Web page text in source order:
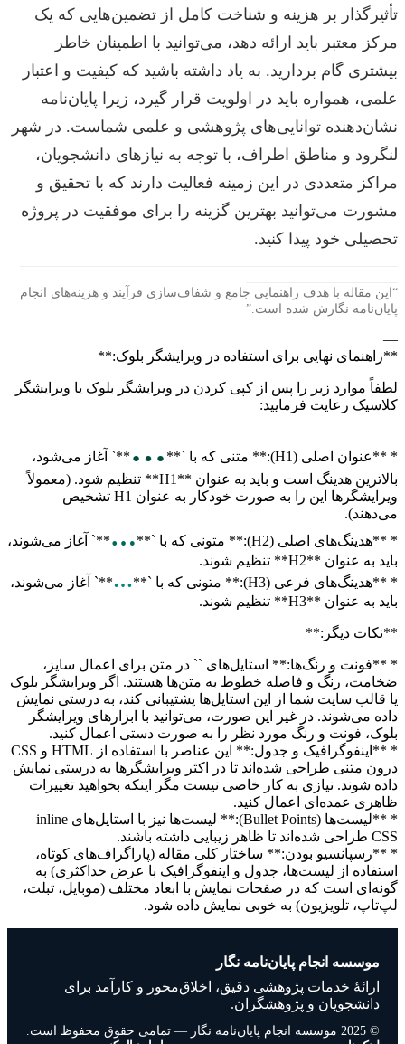
تأثیرگذار بر هزینه و شناخت کامل از تضمین‌هایی که یک
مرکز معتبر باید ارائه دهد، می‌توانید با اطمینان خاطر
بیشتری گام بردارید. به یاد داشته باشید که کیفیت و اعتبار
علمی، همواره باید در اولویت قرار گیرد، زیرا پایان‌نامه
نشان‌دهنده توانایی‌های پژوهشی و علمی شماست. در شهر
لنگرود و مناطق اطراف، با توجه به نیازهای دانشجویان،
مراکز متعددی در این زمینه فعالیت دارند که با تحقیق و
مشورت می‌توانید بهترین گزینه را برای موفقیت در پروژه
تحصیلی خود پیدا کنید.
“این مقاله با هدف راهنمایی جامع و شفاف‌سازی فرآیند و هزینه‌های انجام
پایان‌نامه نگارش شده است.”
—
**راهنمای نهایی برای استفاده در ویرایشگر بلوک:**
لطفاً موارد زیر را پس از کپی کردن در ویرایشگر بلوک یا ویرایشگر
کلاسیک رعایت فرمایید:
* **عنوان اصلی (H1):** متنی که با `** … **` آغاز می‌شود،
بالاترین هدینگ است و باید به عنوان **H1** تنظیم شود. (معمولاً
ویرایشگرها این را به صورت خودکار به عنوان H1 تشخیص
می‌دهند).
* **هدینگ‌های اصلی (H2):** متونی که با `**
…**` آغاز می‌شوند،
باید به عنوان **H2** تنظیم شوند.
* **هدینگ‌های فرعی (H3):** متونی که با `**
…**` آغاز می‌شوند،
باید به عنوان **H3** تنظیم شوند.
**نکات دیگر:**
* **فونت و رنگ‌ها:** استایل‌های `` در متن برای اعمال سایز،
ضخامت، رنگ و فاصله خطوط به متن‌ها هستند. اگر ویرایشگر بلوک
یا قالب سایت شما از این استایل‌ها پشتیبانی کند، به درستی نمایش
داده می‌شوند. در غیر این صورت، می‌توانید با ابزارهای ویرایشگر
بلوک، فونت و رنگ مورد نظر را به صورت دستی اعمال کنید.
* **اینفوگرافیک و جدول:** این عناصر با استفاده از HTML و CSS
درون متنی طراحی شده‌اند تا در اکثر ویرایشگرها به درستی نمایش
داده شوند. نیازی به کار خاصی نیست مگر اینکه بخواهید تغییرات
ظاهری عمده‌ای اعمال کنید.
* **لیست‌ها (Bullet Points):** لیست‌ها نیز با استایل‌های inline
CSS طراحی شده‌اند تا ظاهر زیبایی داشته باشند.
* **رسپانسیو بودن:** ساختار کلی مقاله (پاراگراف‌های کوتاه،
استفاده از لیست‌ها، جدول و اینفوگرافیک با عرض حداکثری) به
گونه‌ای است که در صفحات نمایش با ابعاد مختلف (موبایل، تبلت،
لپ‌تاپ، تلویزیون) به خوبی نمایش داده شود.
موسسه انجام پایان‌نامه نگار
ارائهٔ خدمات پژوهشی دقیق، اخلاق‌محور و کارآمد برای
دانشجویان و پژوهشگران.
© 2025 موسسه انجام پایان‌نامه نگار — تمامی حقوق محفوظ است.